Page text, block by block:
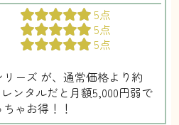
5点
5点
5点
ーズ が、通常価格より約
ンタルだと月額5,000円弱で
ゃお得！！